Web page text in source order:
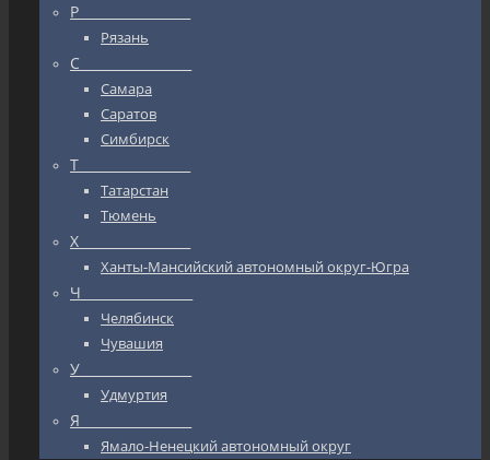
Р_________________
Рязань
С_________________
Самара
Саратов
Симбирск
Т_________________
Татарстан
Тюмень
Х_________________
Ханты-Мансийский автономный округ-Югра
Ч_________________
Челябинск
Чувашия
У_________________
Удмуртия
Я_________________
Ямало-Ненецкий автономный округ